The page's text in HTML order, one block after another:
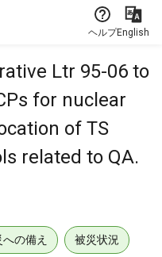
ヘルプEnglish
Ltr 95-06 to
for nuclear
of TS
related to QA.
への備え 被災状況